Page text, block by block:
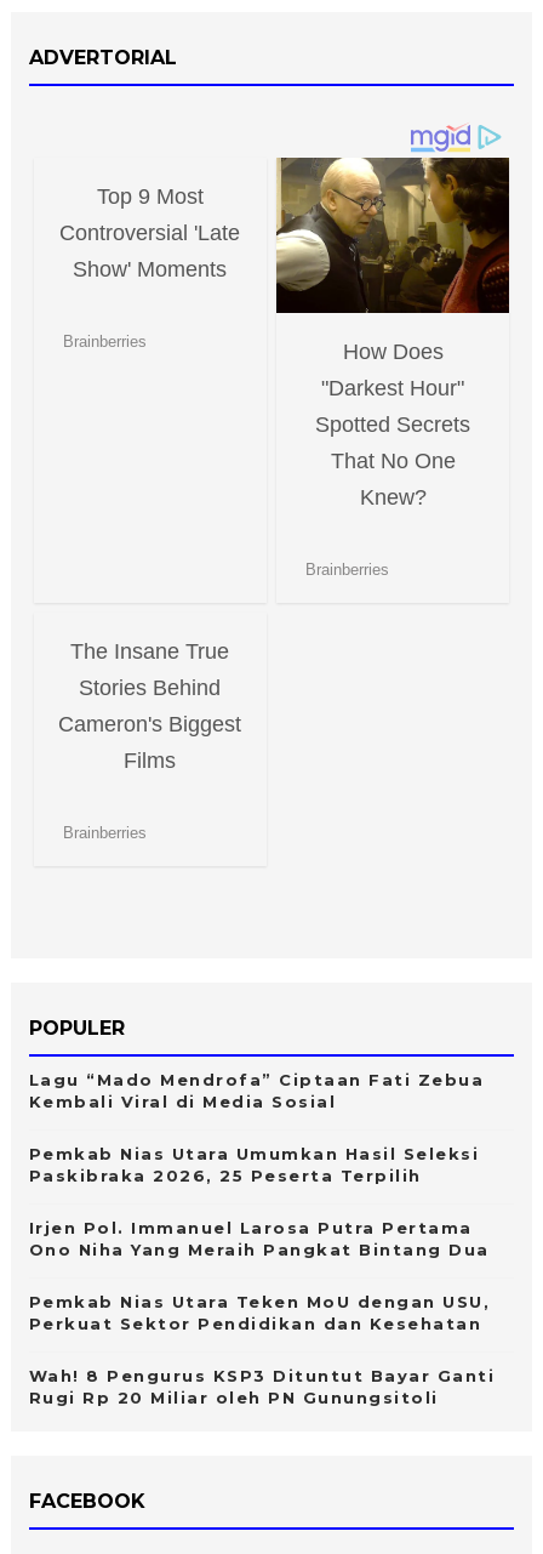
ADVERTORIAL
POPULER
Lagu “Mado Mendrofa” Ciptaan Fati Zebua
Kembali Viral di Media Sosial
Pemkab Nias Utara Umumkan Hasil Seleksi
Paskibraka 2026, 25 Peserta Terpilih
Irjen Pol. Immanuel Larosa Putra Pertama
Ono Niha Yang Meraih Pangkat Bintang Dua
Pemkab Nias Utara Teken MoU dengan USU,
Perkuat Sektor Pendidikan dan Kesehatan
Wah! 8 Pengurus KSP3 Dituntut Bayar Ganti
Rugi Rp 20 Miliar oleh PN Gunungsitoli
FACEBOOK